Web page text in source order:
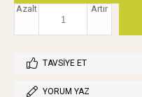
Artır
Azalt
TAVSIYE ET
YORUM YAZ